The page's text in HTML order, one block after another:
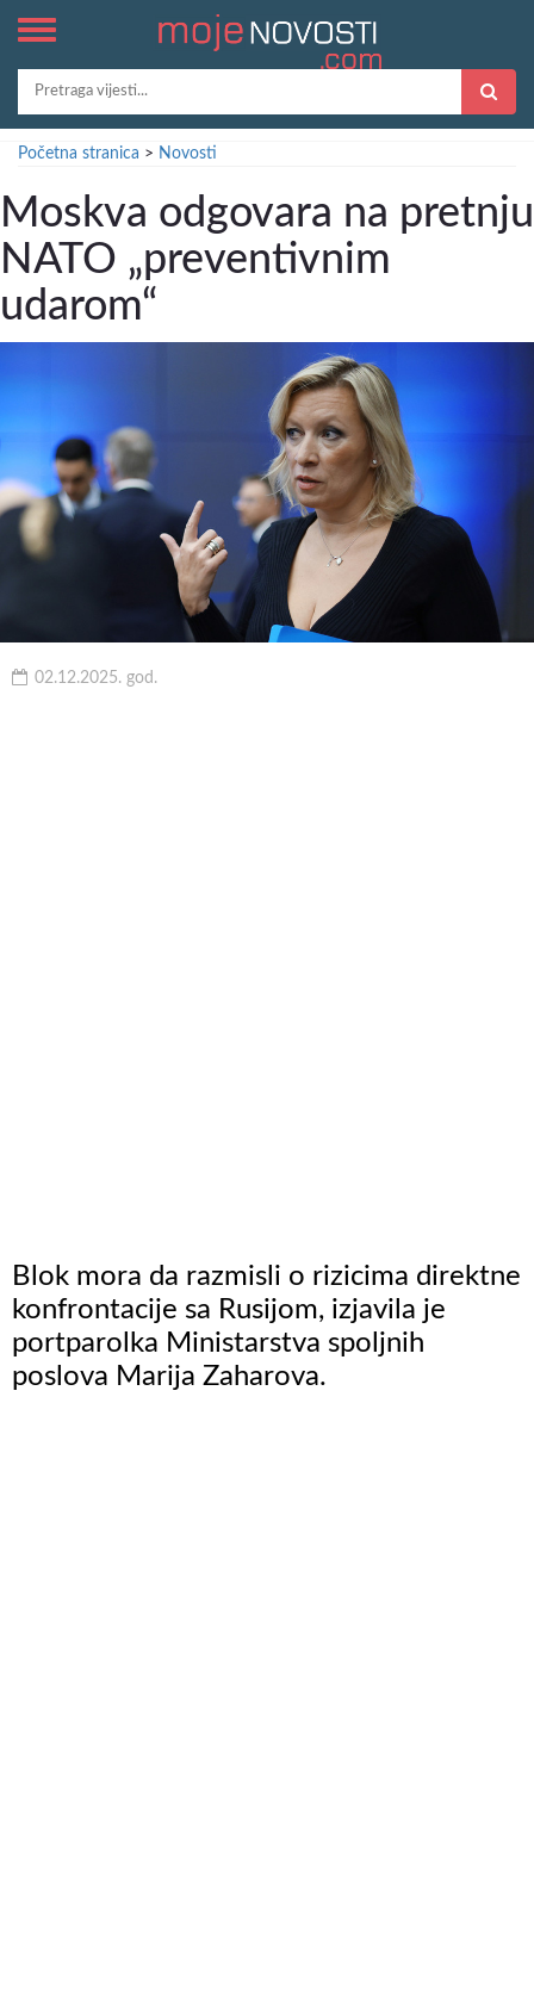
Početna stranica > Novosti
Moskva odgovara na pretnju
NATO „preventivnim
udarom“
02.12.2025. god.
Blok mora da razmisli o rizicima direktne
konfrontacije sa Rusijom, izjavila je
portparolka Ministarstva spoljnih
poslova Marija Zaharova.